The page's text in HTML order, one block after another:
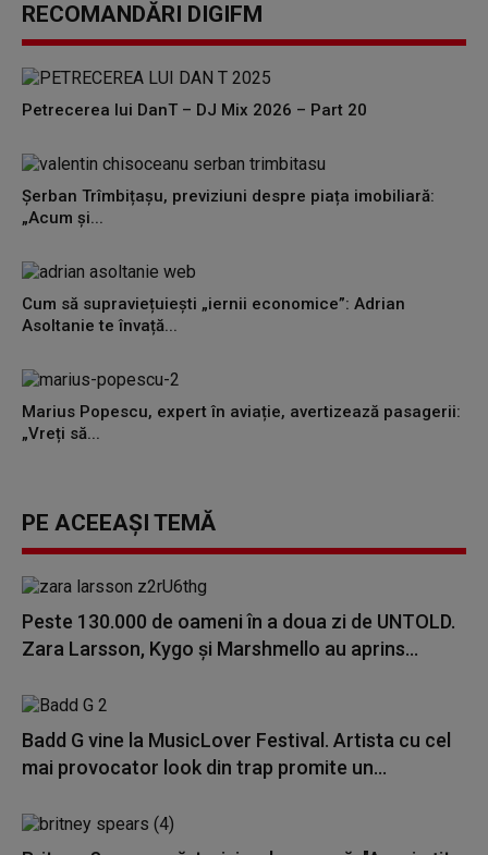
RECOMANDĂRI DIGIFM
Petrecerea lui DanT – DJ Mix 2026 – Part 20
Șerban Trîmbițașu, previziuni despre piața imobiliară:
„Acum și...
Cum să supraviețuiești „iernii economice”: Adrian
Asoltanie te învață...
Marius Popescu, expert în aviație, avertizează pasagerii:
„Vreți să...
PE ACEEAȘI TEMĂ
Peste 130.000 de oameni în a doua zi de UNTOLD.
Zara Larsson, Kygo și Marshmello au aprins...
Badd G vine la MusicLover Festival. Artista cu cel
mai provocator look din trap promite un...